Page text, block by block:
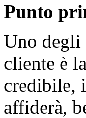
Punto
Uno degli
cliente è
credibile,
affiderà,